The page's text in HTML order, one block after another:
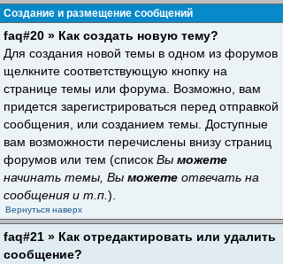
Создание и размещение сообщений
faq#20 » Как создать новую тему?
Для создания новой темы в одном из форумов
щелкните соответствующую кнопку на
странице темы или форума. Возможно, вам
придется зарегистрироваться перед отправкой
сообщения, или созданием темы. Доступные
вам возможности перечислены внизу страниц
форумов или тем (список Вы можете
начинать темы, Вы можете отвечать на
сообщения и т.п. ).
Вернуться наверх
faq#21 » Как отредактировать или удалить
сообщение?